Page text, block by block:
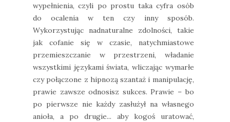
wypełnienia, czyli po prostu taka cyfra osób
do ocalenia w ten czy inny sposób.
Wykorzystując nadnaturalne zdolności, takie
jak cofanie się w czasie, natychmiastowe
przemieszczanie w przestrzeni, władanie
wszystkimi językami świata, wliczając wymarłe
czy połączone z hipnozą szantaż i manipulację,
prawie zawsze odnosisz sukces. Prawie – bo
po pierwsze nie każdy zasłużył na własnego
anioła, a po drugie... aby kogoś uratować,